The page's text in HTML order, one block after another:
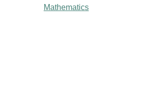
Mathematics